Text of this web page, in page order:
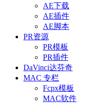
AE下载
AE插件
AE脚本
PR资源
PR模板
PR插件
DaVinci达芬奇
MAC 专栏
Fcpx模板
MAC软件